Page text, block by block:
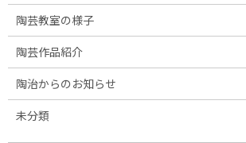
陶芸教室の様子
陶芸作品紹介
陶治からのお知らせ
未分類